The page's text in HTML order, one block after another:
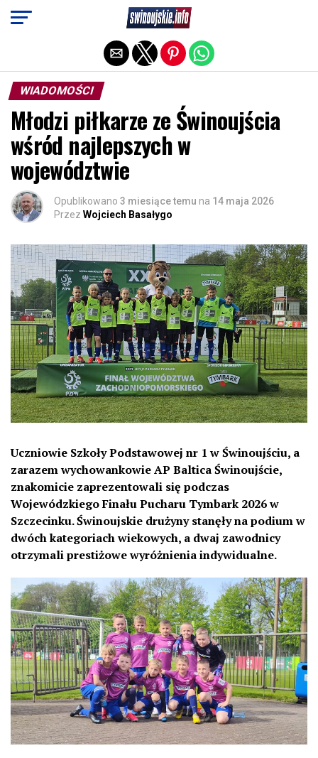
WIADOMOŚCI
Młodzi piłkarze ze Świnoujścia
wśród najlepszych w
województwie
Opublikowano 3 miesiące temu na 14 maja 2026
Przez Wojciech Basałygo
Uczniowie Szkoły Podstawowej nr 1 w Świnoujściu, a
zarazem wychowankowie AP Baltica Świnoujście,
znakomicie zaprezentowali się podczas
Wojewódzkiego Finału Pucharu Tymbark 2026 w
Szczecinku. Świnoujskie drużyny stanęły na podium w
dwóch kategoriach wiekowych, a dwaj zawodnicy
otrzymali prestiżowe wyróżnienia indywidualne.
Exit mobile version